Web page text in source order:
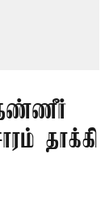
தண்ணீர்
தாக்கி